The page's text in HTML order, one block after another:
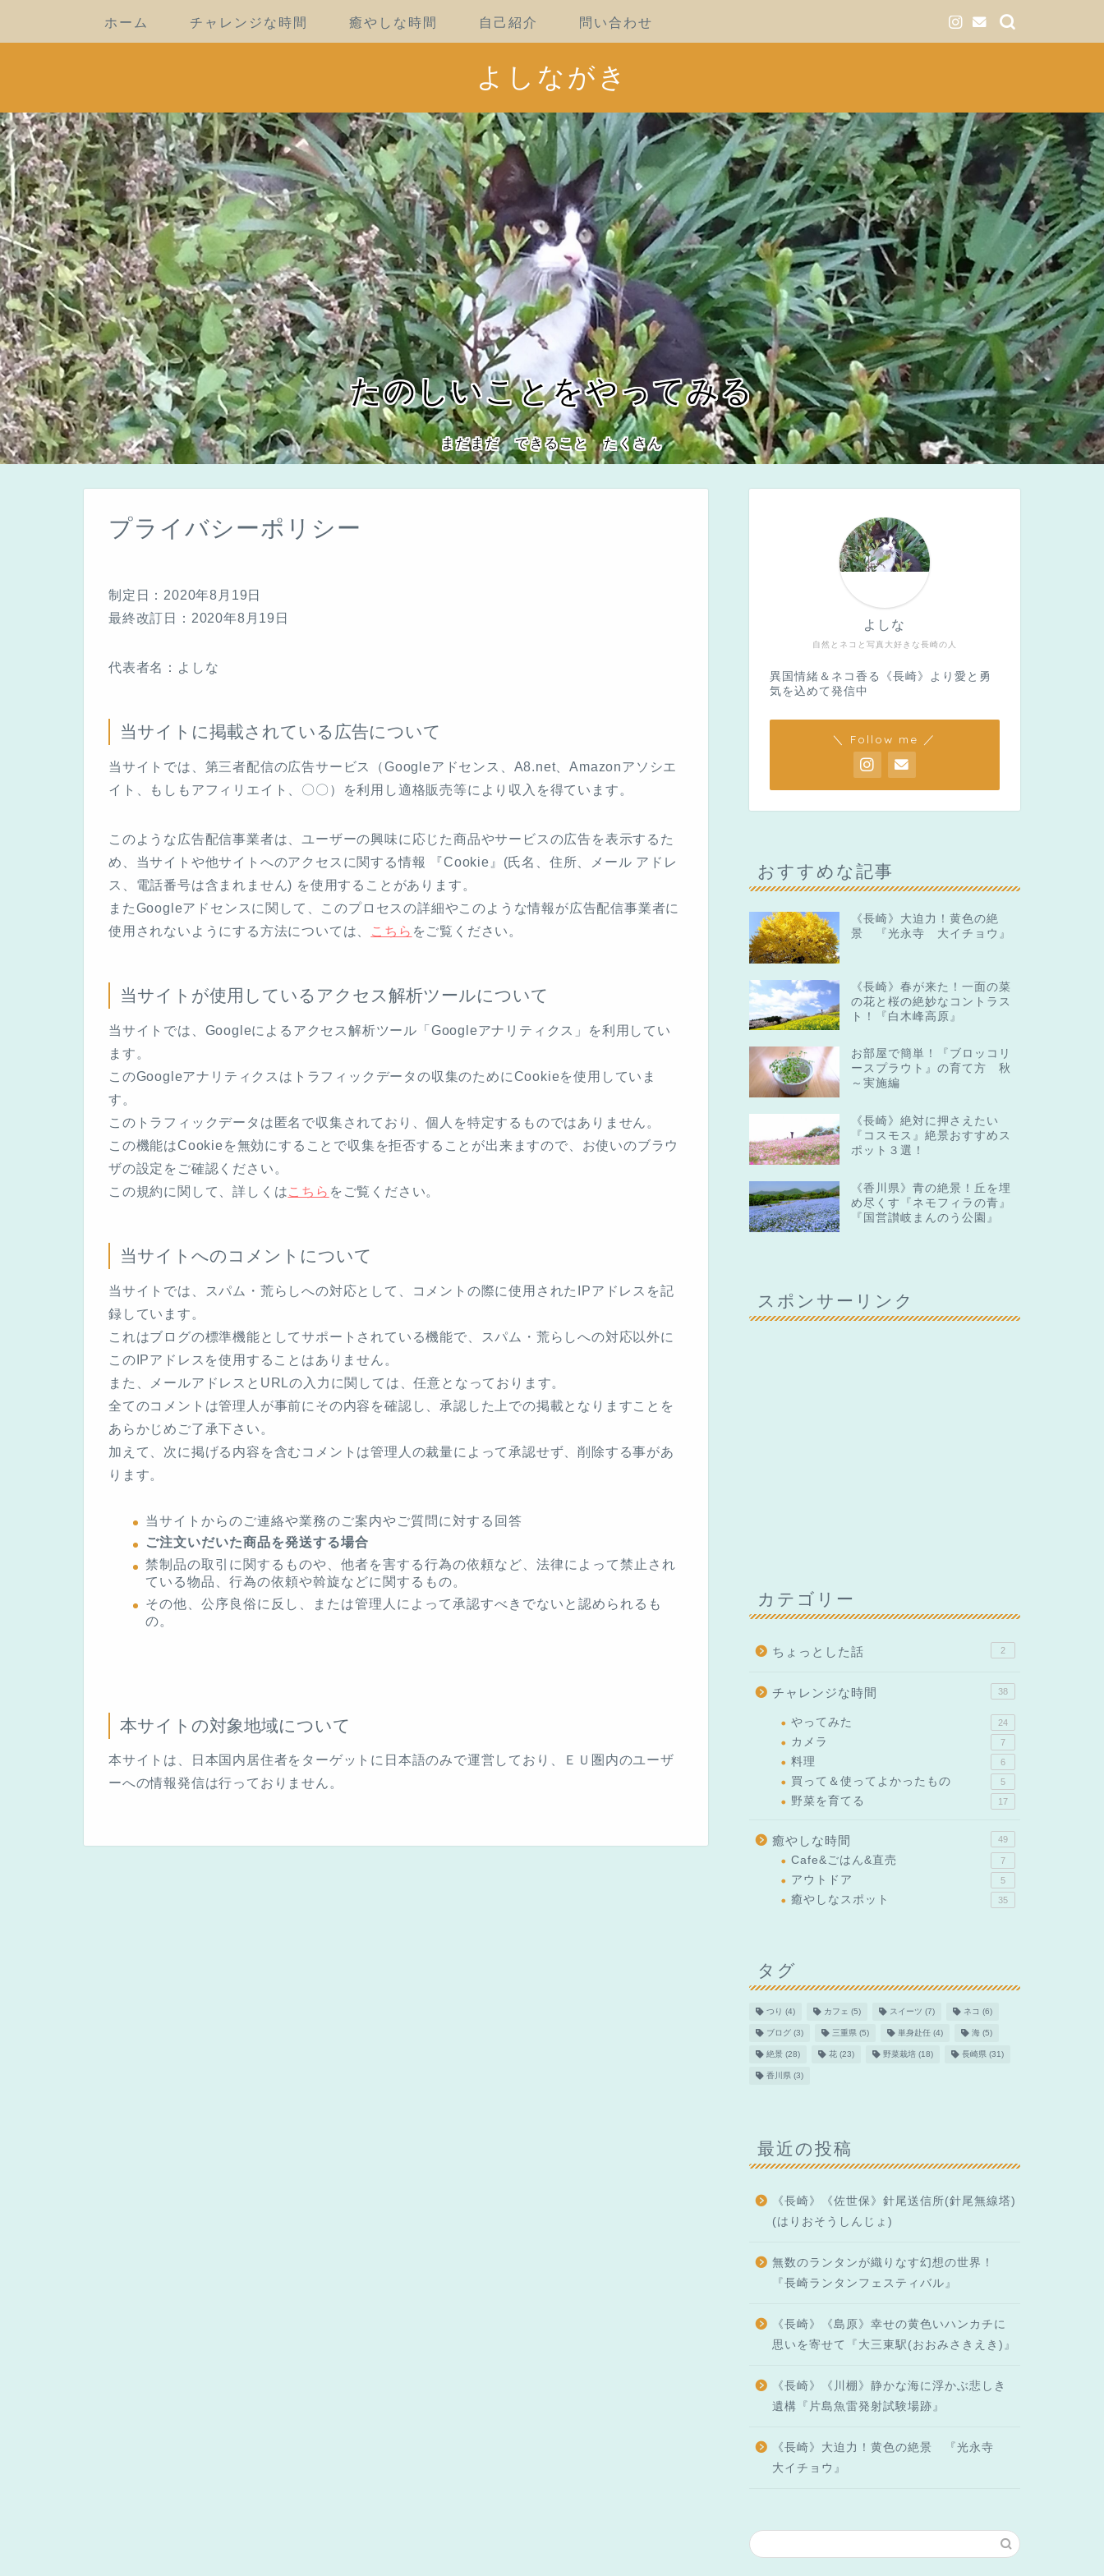
ホーム チャレンジな時間 癒やしな時間 自己紹介 問い合わせ
よしながき
たのしいことをやってみる
まだまだ できること たくさん
プライバシーポリシー
制定日：2020年8月19日
最終改訂日：2020年8月19日
代表者名：よしな
当サイトに掲載されている広告について
当サイトでは、第三者配信の広告サービス（Googleアドセンス、A8.net、Amazonアソシエ
イト、もしもアフィリエイト、〇〇）を利用し適格販売等により収入を得ています。
このような広告配信事業者は、ユーザーの興味に応じた商品やサービスの広告を表示するた
め、当サイトや他サイトへのアクセスに関する情報 『Cookie』(氏名、住所、メール アドレ
ス、電話番号は含まれません) を使用することがあります。
またGoogleアドセンスに関して、このプロセスの詳細やこのような情報が広告配信事業者に
使用されないようにする方法については、
こちら をご覧ください。
当サイトが使用しているアクセス解析ツールについて
当サイトでは、Googleによるアクセス解析ツール「Googleアナリティクス」を利用してい
ます。
このGoogleアナリティクスはトラフィックデータの収集のためにCookieを使用していま
す。
このトラフィックデータは匿名で収集されており、個人を特定するものではありません。
この機能はCookieを無効にすることで収集を拒否することが出来ますので、お使いのブラウ
ザの設定をご確認ください。
この規約に関して、詳しくはこちら をご覧ください。
当サイトへのコメントについて
当サイトでは、スパム・荒らしへの対応として、コメントの際に使用されたIPアドレスを記
録しています。
これはブログの標準機能としてサポートされている機能で、スパム・荒らしへの対応以外に
このIPアドレスを使用することはありません。
また、メールアドレスとURLの入力に関しては、任意となっております。
全てのコメントは管理人が事前にその内容を確認し、承認した上での掲載となりますことを
あらかじめご了承下さい。
加えて、次に掲げる内容を含むコメントは管理人の裁量によって承認せず、削除する事があ
ります。
当サイトからのご連絡や業務のご案内やご質問に対する回答
ご注文いだいた商品を発送する場合
禁制品の取引に関するものや、他者を害する行為の依頼など、法律によって禁止され
ている物品、行為の依頼や斡旋などに関するもの。
その他、公序良俗に反し、または管理人によって承認すべきでないと認められるも
の。
本サイトの対象地域について
本サイトは、日本国内居住者をターゲットに日本語のみで運営しており、ＥＵ圏内のユーザ
ーへの情報発信は行っておりません。
自然とネコと写真大好きな長崎の人
よしな
異国情緒＆ネコ香る《長崎》より愛と勇
気を込めて発信中
＼ Follow me ／
おすすめな記事
《長崎》大迫力！黄色の絶
景 『光永寺 大イチョウ』
《長崎》春が来た！一面の菜
の花と桜の絶妙なコントラス
ト！『白木峰高原』
お部屋で簡単！『ブロッコリ
ースプラウト』の育て方 秋
～実施編
《長崎》絶対に押さえたい
『コスモス』絶景おすすめス
ポット３選！
《香川県》青の絶景！丘を埋
め尽くす『ネモフィラの青』
『国営讃岐まんのう公園』
スポンサーリンク
カテゴリー
ちょっとした話 2
チャレンジな時間 38
やってみた 24
カメラ 7
料理 6
買って＆使ってよかったもの 5
野菜を育てる 17
癒やしな時間 49
Cafe&ごはん&直売 7
アウトドア 5
癒やしなスポット 35
タグ
つり (4) カフェ (5) スイーツ (7) ネコ (6)
ブログ(3) 三重県 (5) 単身赴任(4) 海(5)
絶景(28) 花(23) 野菜栽培(18) 長崎県 (31)
香川県 (3)
最近の投稿
《長崎》《佐世保》針尾送信所(針尾無線塔)
(はりおそうしんじょ)
無数のランタンが織りなす幻想の世界！
『長崎ランタンフェスティバル』
《長崎》《島原》幸せの黄色いハンカチに
思いを寄せて『大三東駅(おおみさきえき)』
《長崎》《川棚》静かな海に浮かぶ悲しき
遺構『片島魚雷発射試験場跡』
《長崎》大迫力！黄色の絶景 『光永寺
大イチョウ』